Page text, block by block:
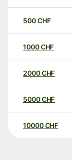
500CHF
1000CHF
2000CHF
5000CHF
10000 CHF